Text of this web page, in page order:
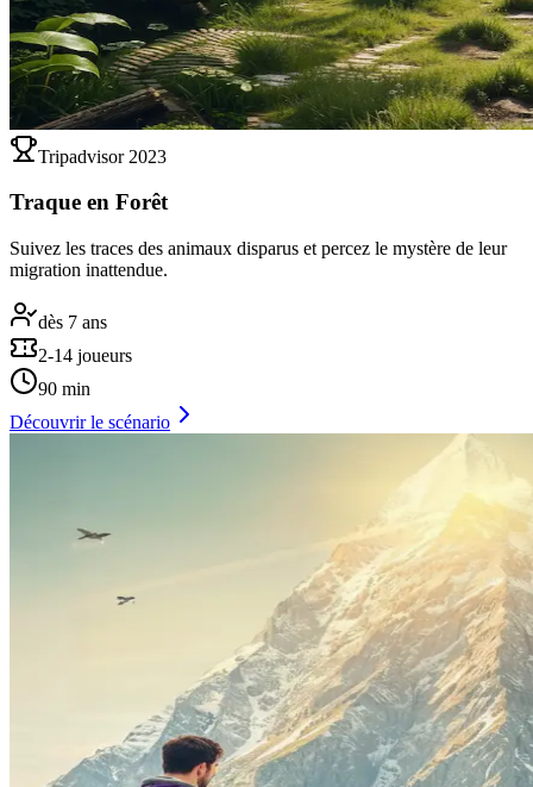
Tripadvisor 2023
Traque en Forêt
Suivez les traces des animaux disparus et percez le mystère de leur
migration inattendue.
dès 7 ans
2-14 joueurs
90 min
Découvrir le scénario